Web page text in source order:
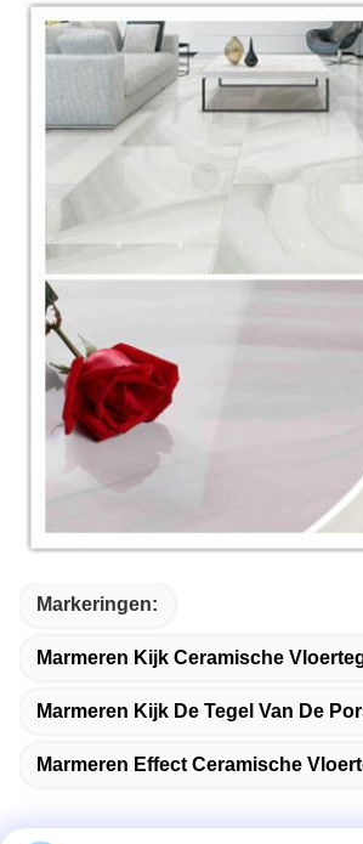
Markeringen:
Marmeren Kijk Ceramische
Marmeren Kijk De Tegel Van De
Marmeren Effect Ceramische